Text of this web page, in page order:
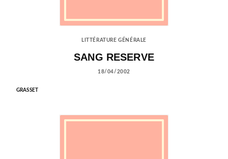
LITTÉRATURE GÉNÉRALE
SANG RESERVE
18/04/2002
GRASSET